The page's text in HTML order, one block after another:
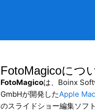
FotoMagicoにつ
FotoMagicoは、Boinx
GmbHが開発したApple
のスライドショー編集ソフ